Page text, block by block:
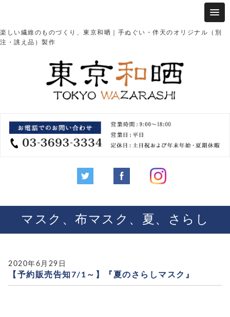
楽しい繊維のものづくり、東京和晒｜手ぬぐい・伴天のオリジナル（別
注・誂え品）製作
マスク、布マスク、夏、さらし
2020年6月29日
【予約販売告知7/1～】『夏のさらしマスク』